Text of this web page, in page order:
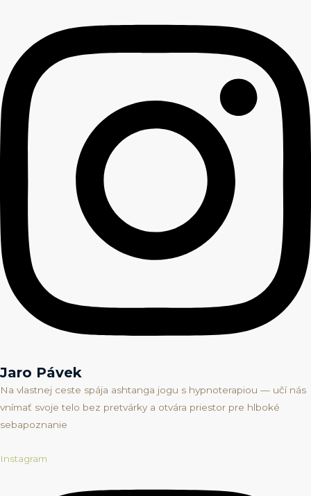
Jaro Pávek
Na vlastnej ceste spája ashtanga jogu s hypnoterapiou — učí nás
vnímať svoje telo bez pretvárky a otvára priestor pre hlboké
sebapoznanie
Instagram